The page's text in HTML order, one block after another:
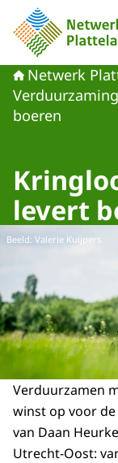
Naar de
Netwerk
boeren
levert
Beeld: Valerie Kuijpers
Verduurzamen
winst op voor
van Daan
Utrecht-Oost: